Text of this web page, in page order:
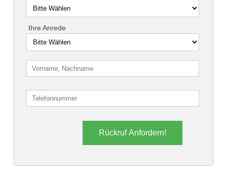
Ihre Anrede
Rückruf Anfordern!